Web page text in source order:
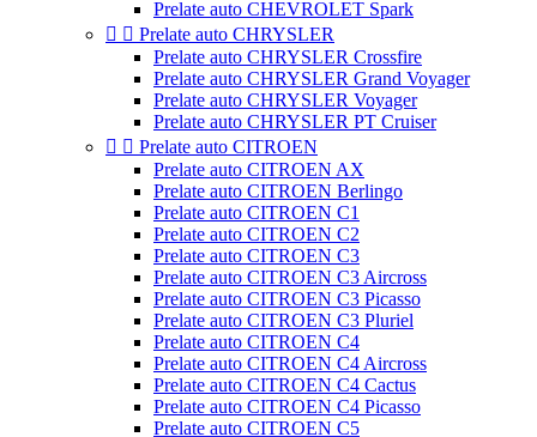
Prelate auto CHEVROLET Spark
  Prelate auto CHRYSLER
Prelate auto CHRYSLER Crossfire
Prelate auto CHRYSLER Grand Voyager
Prelate auto CHRYSLER Voyager
Prelate auto CHRYSLER PT Cruiser
  Prelate auto CITROEN
Prelate auto CITROEN AX
Prelate auto CITROEN Berlingo
Prelate auto CITROEN C1
Prelate auto CITROEN C2
Prelate auto CITROEN C3
Prelate auto CITROEN C3 Aircross
Prelate auto CITROEN C3 Picasso
Prelate auto CITROEN C3 Pluriel
Prelate auto CITROEN C4
Prelate auto CITROEN C4 Aircross
Prelate auto CITROEN C4 Cactus
Prelate auto CITROEN C4 Picasso
Prelate auto CITROEN C5